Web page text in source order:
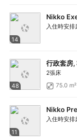
14
入住時安排
48
2張床
75.0 m²
11
入住時安排